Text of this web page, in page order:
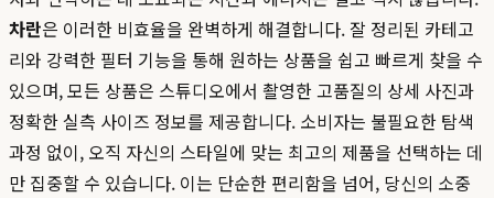
차란은 이러한 비효율을 완벽하게 해결합니다. 잘 정리된 카테고
리와 강력한 필터 기능을 통해 원하는 상품을 쉽고 빠르게 찾을 수
있으며, 모든 상품은 스튜디오에서 촬영한 고품질의 상세 사진과
정확한 실측 사이즈 정보를 제공합니다. 소비자는 불필요한 탐색
과정 없이, 오직 자신의 스타일에 맞는 최고의 제품을 선택하는 데
만 집중할 수 있습니다. 이는 단순한 편리함을 넘어, 당신의 소중